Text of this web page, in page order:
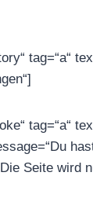
tag=“a“
tag=“a“
Seite wird